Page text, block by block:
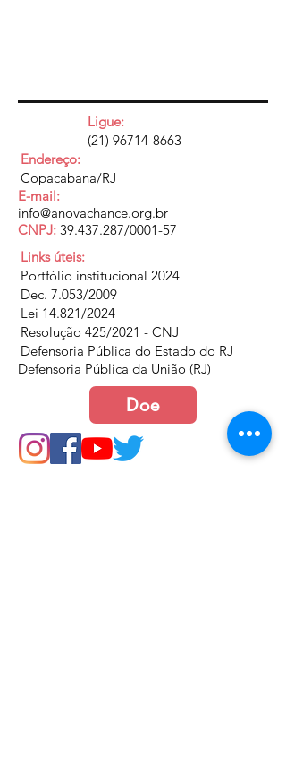
Ligue:
(21) 96714-8663
Endereço:
Copacabana/RJ
E-mail:
info@anovachance.org.br
CNPJ: 39.437.287/0001-57
Links úteis:
Portfólio institucional 2024
Dec. 7.053/2009
Lei 14.821/2024
Resolução 425/2021 - CNJ
Defensoria Pública do Estado do RJ
Defensoria Pública da União (RJ)
Doe